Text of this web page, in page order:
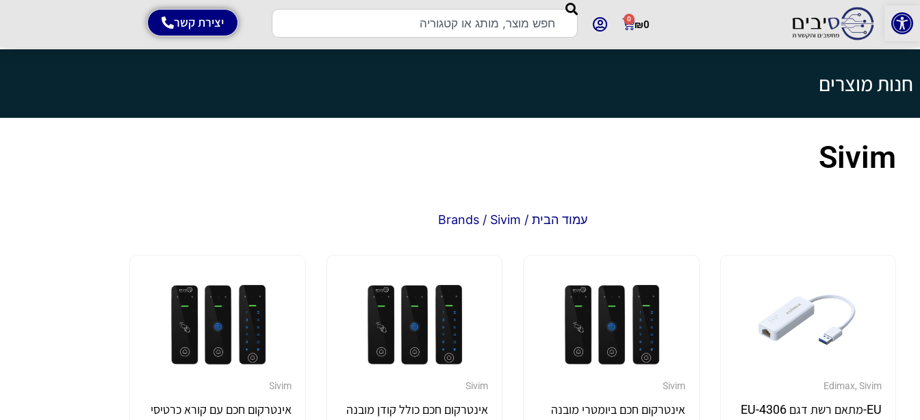
פתח סרגל נגישות ₪0
0 יצירת קשר
חנות מוצרים
Sivim
עמוד הבית / Brands / Sivim
Edimax, Sivim
EU-מתאם רשת דגם EU-4306
Sivim
אינטרקום חכם ביומטרי מובנה
Sivim
אינטרקום חכם כולל קודן מובנה
Sivim
אינטרקום חכם עם קורא כרטיסי